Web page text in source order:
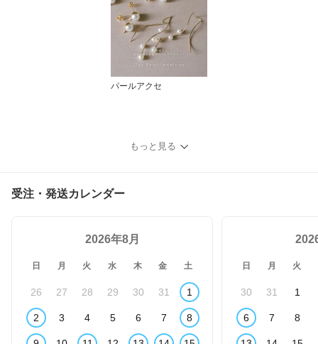
パールアクセ
もっと見る
受注・発送カレンダー
2026年8月
日 月 火 水 木 金 土
26 27 28 29 30 31 1
2 3 4 5 6 7 8
日 月 火
30 31 1
6 7 8